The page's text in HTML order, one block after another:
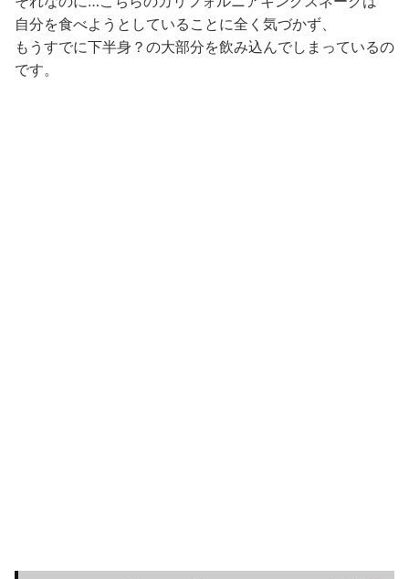
自分を食べようとしていることに全く気づかず、
もうすでに下半身？の大部分を飲み込んでしまっているの
です。